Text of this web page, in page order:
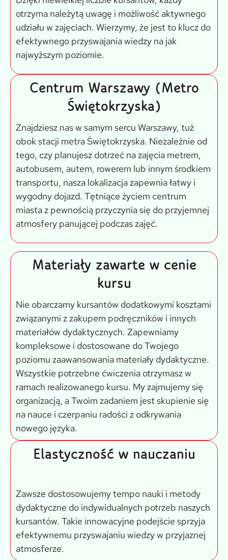
otrzyma należytą uwagę i możliwość aktywnego
udziału w zajęciach. Wierzymy, że jest to klucz do
efektywnego przyswajania wiedzy na jak
najwyższym poziomie.
Centrum Warszawy (Metro
Świętokrzyska)
Znajdziesz nas w samym sercu Warszawy, tuż
obok stacji metra Świętokrzyska. Niezależnie od
tego, czy planujesz dotrzeć na zajęcia metrem,
autobusem, autem, rowerem lub innym środkiem
transportu, nasza lokalizacja zapewnia łatwy i
wygodny dojazd. Tętniące życiem centrum
miasta z pewnością przyczynia się do przyjemnej
atmosfery panującej podczas zajęć.
Materiały zawarte w cenie
kursu
Nie obarczamy kursantów dodatkowymi kosztami
związanymi z zakupem podręczników i innych
materiałów dydaktycznych. Zapewniamy
kompleksowe i dostosowane do Twojego
poziomu zaawansowania materiały dydaktyczne.
Wszystkie potrzebne ćwiczenia otrzymasz w
ramach realizowanego kursu. My zajmujemy się
organizacją, a Twoim zadaniem jest skupienie się
na nauce i czerpaniu radości z odkrywania
nowego języka.
Elastyczność w nauczaniu
Zawsze dostosowujemy tempo nauki i metody
dydaktyczne do indywidualnych potrzeb naszych
kursantów. Takie innowacyjne podejście sprzyja
efektywnemu przyswajaniu wiedzy w przyjaznej
atmosferze.